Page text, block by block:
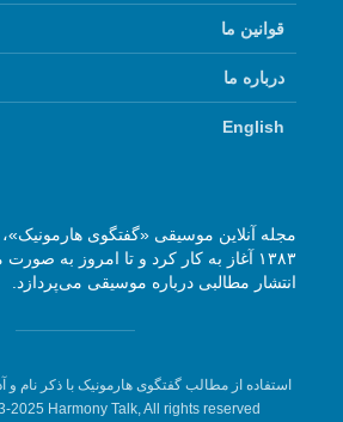
قوانین ما
درباره ما
English
۱۳۸۳ آغاز به کار کرد و تا امروز به
انتشار مطالبی درباره موسیقی می‌پردازد.
استفاده از مطالب گفتگوی هارمونیک با ذکر
Harmony Talk, All rights reserved.